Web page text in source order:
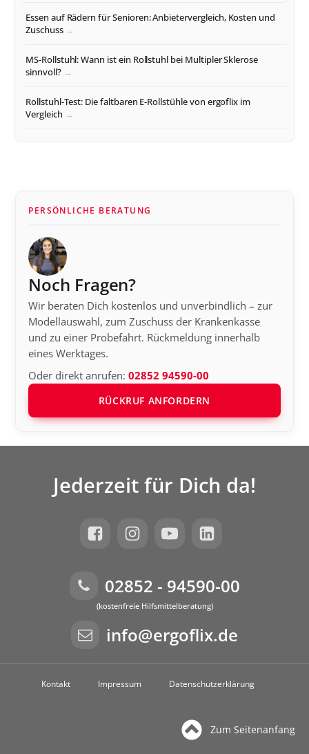
Essen auf Rädern für Senioren: Anbietervergleich, Kosten und
Zuschuss
MS-Rollstuhl: Wann ist ein Rollstuhl bei Multipler Sklerose
sinnvoll?
Rollstuhl-Test: Die faltbaren E-Rollstühle von ergoflix im
Vergleich
PERSÖNLICHE BERATUNG
Noch Fragen?
Wir beraten Dich kostenlos und unverbindlich – zur
Modellauswahl, zum Zuschuss der Krankenkasse
und zu einer Probefahrt. Rückmeldung innerhalb
eines Werktages.
Oder direkt anrufen:02852 94590-00
RÜCKRUF ANFORDERN
Jederzeit für Dich da!
02852 - 94590-00
(kostenfreie Hilfsmittelberatung)
info@ergoflix.de
Kontakt Impressum Datenschutzerklärung
Zum Seitenanfang